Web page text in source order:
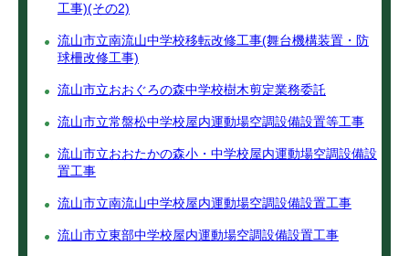
工事)(その2)
流山市立南流山中学校移転改修工事(舞台機構装置・防
球柵改修工事)
流山市立おおぐろの森中学校樹木剪定業務委託
流山市立常盤松中学校屋内運動場空調設備設置等工事
流山市立おおたかの森小・中学校屋内運動場空調設備設
置工事
流山市立南流山中学校屋内運動場空調設備設置工事
流山市立東部中学校屋内運動場空調設備設置工事